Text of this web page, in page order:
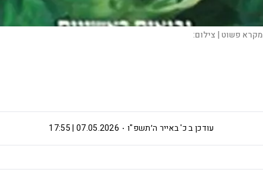
מקרא פשוט | צילום:
כ' באייר ה׳תשפ"ו 07.05.2026 | 17:55 עודכן ב